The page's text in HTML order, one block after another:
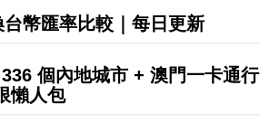
幣匯率比較｜每日更新
個內地城市 + 澳門一卡通行
懶人包